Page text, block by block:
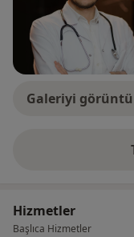
Galeriyi
Hizmetler
Başlıca Hizmetler